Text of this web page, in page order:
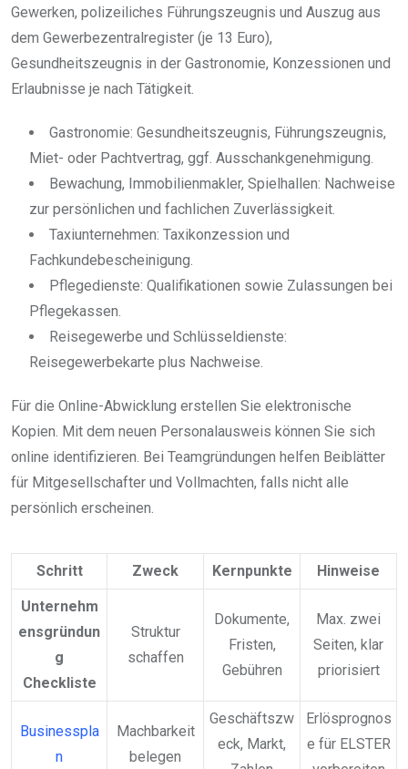
Gewerken, polizeiliches Führungszeugnis und Auszug aus
dem Gewerbezentralregister (je 13 Euro),
Gesundheitszeugnis in der Gastronomie, Konzessionen und
Erlaubnisse je nach Tätigkeit.
Gastronomie: Gesundheitszeugnis, Führungszeugnis,
Miet- oder Pachtvertrag, ggf. Ausschankgenehmigung.
Bewachung, Immobilienmakler, Spielhallen: Nachweise
zur persönlichen und fachlichen Zuverlässigkeit.
Taxiunternehmen: Taxikonzession und
Fachkundebescheinigung.
Pflegedienste: Qualifikationen sowie Zulassungen bei
Pflegekassen.
Reisegewerbe und Schlüsseldienste:
Reisegewerbekarte plus Nachweise.
Für die Online-Abwicklung erstellen Sie elektronische
Kopien. Mit dem neuen Personalausweis können Sie sich
online identifizieren. Bei Teamgründungen helfen Beiblätter
für Mitgesellschafter und Vollmachten, falls nicht alle
persönlich erscheinen.
Schritt Zweck Kernpunkte Hinweise
Unternehm
ensgründun
g
Checkliste
Struktur
schaffen
Dokumente,
Fristen,
Gebühren
Max. zwei
Seiten, klar
priorisiert
Businesspla
n
Machbarkeit
belegen
Geschäftszw
eck, Markt,
Erlösprognos
e für ELSTER